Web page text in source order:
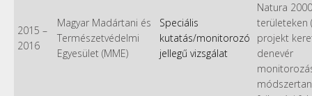
2015 –
2016
Magyar Madártani és
Természetvédelmi
Egyesület (MME)
Speciális
kutatás/monitorozó
jellegű vizsgálat
Natura 2000
területeken
projekt
denevér